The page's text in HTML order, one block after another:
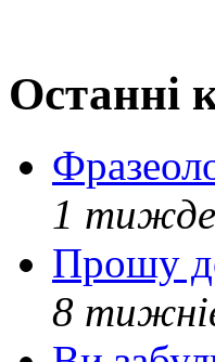
Останні
1
Прошу
8